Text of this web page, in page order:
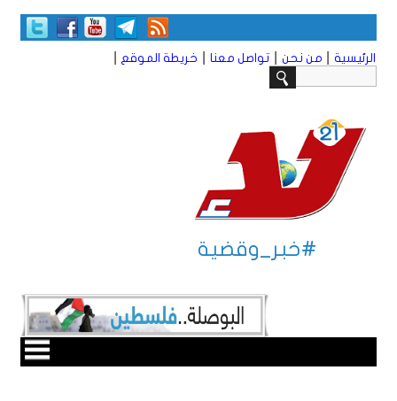
الرئيسية من نحن تواصل معنا خريطة الموقع
#خبر_وقضية